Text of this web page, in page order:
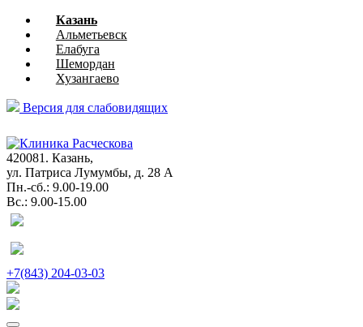
Казань
Альметьевск
Елабуга
Шемордан
Хузангаево
Версия для слабовидящих
420081. Казань,
ул. Патриса Лумумбы, д. 28 А
Пн.-сб.: 9.00-19.00
Вс.: 9.00-15.00
+7(843) 204-03-03